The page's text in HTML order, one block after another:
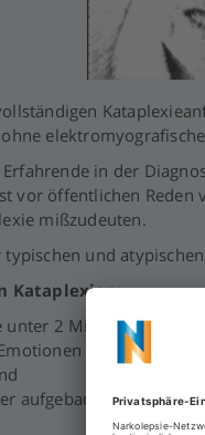
in der
vor öffentlichen
mißzudeuten.
und
Kataplexien:
2 Minuten Dauer
aufgebaut nach Ende